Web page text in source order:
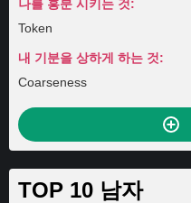
나를 흥분 시키는 것:
Token
내 기분을 상하게 하는 것:
Coarseness
TOP 10 남자